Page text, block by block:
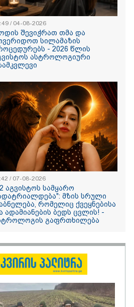
იმნაძის
- ეკა
როდის
მოვერიდოთ
პროცედურებს -
აგვისტოს
"12 აგვისტოს
დაბნელება,
და ადამიანების
ასტროლოგის
მნიშვნელოვანი
/ 04-08-2026
შევიჭრათ თმა და
სილამაზის
- 2026 წლის
ასტროლოგიური
/ 07-08-2026
აგვისტოს სამყარო
მზის სრული
რომელიც ქვეყნებისა
ადამიანების ბედს ცვლის! -
გაფრთხილება